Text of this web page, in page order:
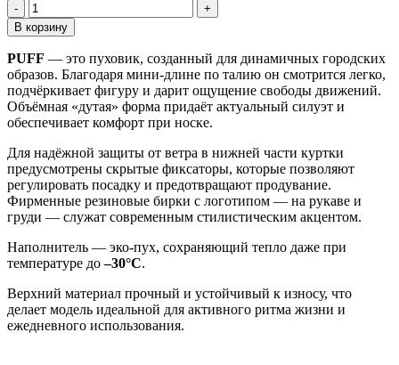
-
+
В корзину
PUFF — это пуховик, созданный для динамичных городских
образов. Благодаря мини-длине по талию он смотрится легко,
подчёркивает фигуру и дарит ощущение свободы движений.
Объёмная «дутая» форма придаёт актуальный силуэт и
обеспечивает комфорт при носке.
Для надёжной защиты от ветра в нижней части куртки
предусмотрены скрытые фиксаторы, которые позволяют
регулировать посадку и предотвращают продувание.
Фирменные резиновые бирки с логотипом — на рукаве и
груди — служат современным стилистическим акцентом.
Наполнитель — эко-пух, сохраняющий тепло даже при
температуре до–30°C.
Верхний материал прочный и устойчивый к износу, что
делает модель идеальной для активного ритма жизни и
ежедневного использования.